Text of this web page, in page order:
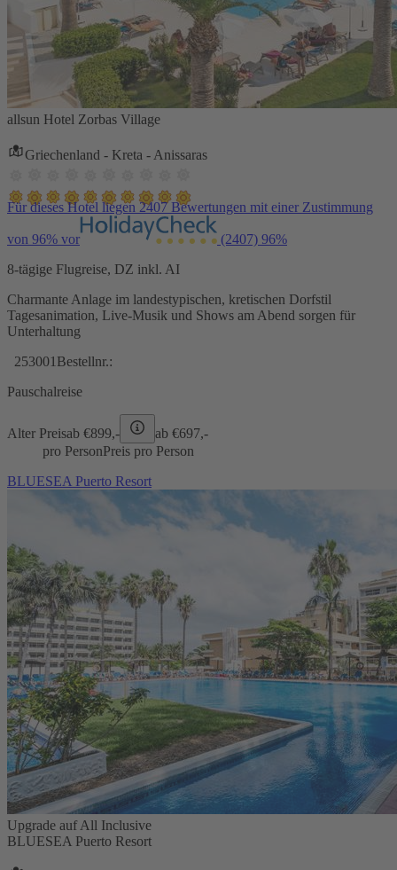
allsun Hotel Zorbas Village
Griechenland - Kreta - Anissaras
Für dieses Hotel liegen 2407 Bewertungen mit einer Zustimmung
von 96% vor (2407) 96%
8-tägige Flugreise, DZ inkl. AI
Charmante Anlage im landestypischen, kretischen Dorfstil
Tagesanimation, Live-Musik und Shows am Abend sorgen für
Unterhaltung
253001 Bestellnr.:
Pauschalreise
Alter Preisab €899,- ab €697,-
pro PersonPreis pro Person
BLUESEA Puerto Resort
Upgrade auf All Inclusive
BLUESEA Puerto Resort